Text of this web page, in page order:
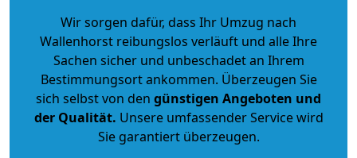
Wir sorgen dafür, dass Ihr Umzug nach
Wallenhorst reibungslos verläuft und alle Ihre
Sachen sicher und unbeschadet an Ihrem
Bestimmungsort ankommen. Überzeugen Sie
sich selbst von den günstigen Angeboten und
der Qualität. Unsere umfassender Service wird
Sie garantiert überzeugen.